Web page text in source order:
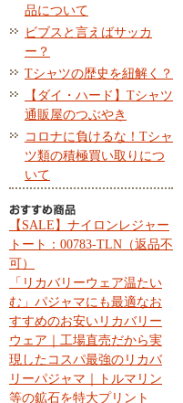
品について
ビブスと言えばサッカ
ー？
Tシャツの歴史を紐解く？
【ダイ・ハード】Tシャツ
通販屋のつぶやき
コロナに負けるな！Tシャ
ツ類の積極買い取りにつ
いて
【SALE】ナイロンレジャー
トート：00783-TLN（返品不
可）
「リカバリーウェア温たい
む」パジャマにも最適なお
すすめのお安いリカバリー
ウェア｜工場直売だから実
現したコスパ最強のリカバ
リーパジャマ｜トルマリン
等の鉱石を特大プリント